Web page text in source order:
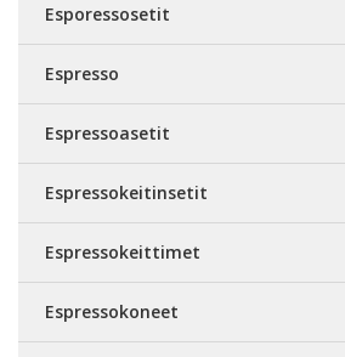
Esporessosetit
Espresso
Espressoasetit
Espressokeitinsetit
Espressokeittimet
Espressokoneet